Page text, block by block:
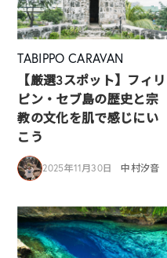
TABIPPO CARAVAN
【厳選3スポット】フィリ
ピン・セブ島の歴史と宗
教の文化を肌で感じにい
こう
2025年11月30日 中村汐音